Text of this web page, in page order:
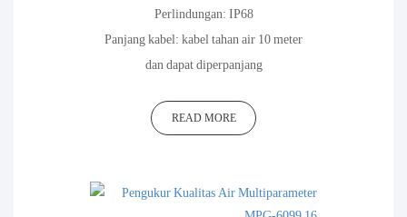
Perlindungan: IP68
Panjang kabel: kabel tahan air 10 meter
dan dapat diperpanjang
READ MORE